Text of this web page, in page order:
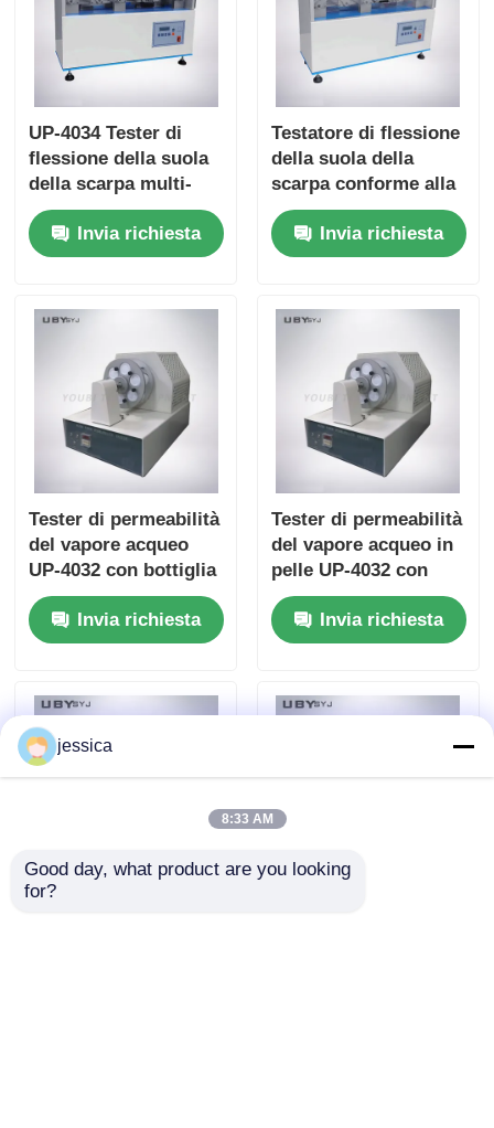
UP-4034 Tester di
flessione della suola
della scarpa multi-
stazione con 3 o 6
stazioni 90° ± 2°
angolo di piegatura e
velocità
Invia richiesta
Testatore di flessione
della suola della
scarpa conforme alla
norma ISO 17707 con
3 o 6 stazioni e
velocità di piegatura
Invia richiesta
Tester di permeabilità
del vapore acqueo
UP-4032 con bottiglia
di prova da 6 pezzi,
velocità di tenuta
delle bottiglie 75 ±
della bocca della
bottiglia di 30 ± 1 mm
per cuoio e tessile
Invia richiesta
Tester di permeabilità
del vapore acqueo in
pelle UP-4032 con
bottiglia di prova per
calzature da 6 pezzi
Invia richiesta
jessica
8:33 AM
Good day, what product are you looking
for?